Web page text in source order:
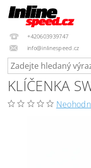
+420603939747
info@inlinespeed.cz
KLÍČENKA